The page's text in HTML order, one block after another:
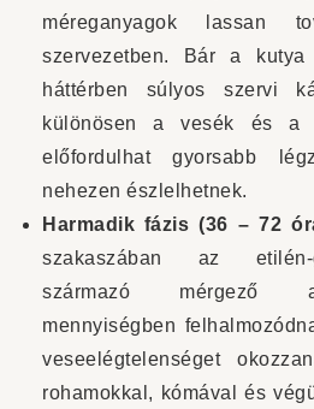
méreganyagok lassan
szervezetben. Bár a
háttérben súlyos szervi
különösen a vesék és a
előfordulhat gyorsabb
nehezen észlelhetnek.
Harmadik fázis (36 – 72
szakaszában az etilén-
származó mérgező
mennyiségben
veseelégtelenséget
rohamokkal, kómával és